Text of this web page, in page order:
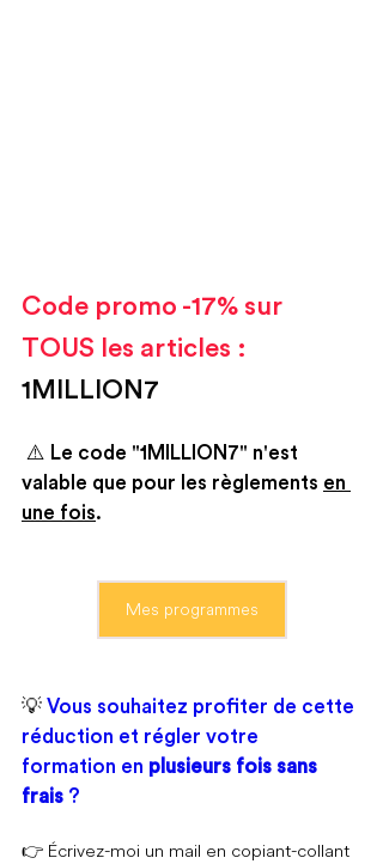
Code promo -17% sur
TOUS les articles :
1MILLION7
⚠️ Le code "1MILLION7" n'est
valable que pour les règlements en
une fois.
Mes programmes
💡 Vous souhaitez profiter de cette
réduction et régler votre
formation en plusieurs fois sans
frais ?
👉 Écrivez-moi un mail en copiant-collant